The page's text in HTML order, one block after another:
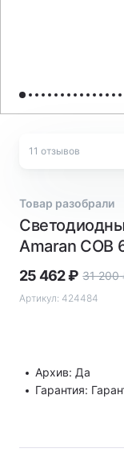
11 отзывов
Товар разобрали
Amaran COB
25 462₽ 31 200
Артикул: 424484
Архив: Да
Гарантия: